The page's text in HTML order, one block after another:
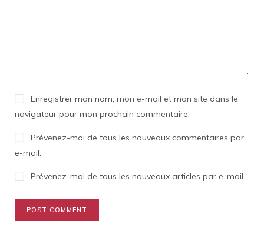
Enregistrer mon nom, mon e-mail et mon site dans le
navigateur pour mon prochain commentaire.
Prévenez-moi de tous les nouveaux commentaires par
e-mail.
Prévenez-moi de tous les nouveaux articles par e-mail.